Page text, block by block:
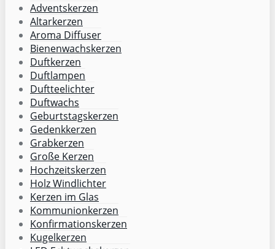
Adventskerzen
Altarkerzen
Aroma Diffuser
Bienenwachskerzen
Duftkerzen
Duftlampen
Duftteelichter
Duftwachs
Geburtstagskerzen
Gedenkkerzen
Grabkerzen
Große Kerzen
Hochzeitskerzen
Holz Windlichter
Kerzen im Glas
Kommunionkerzen
Konfirmationskerzen
Kugelkerzen